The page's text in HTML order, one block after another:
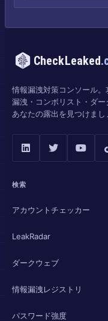
CheckLeaked
情報漏洩対策コンソール。
漏洩・コンボリスト・ダ
あなたの露出を見つけまし
検索
アカウントチェッカー
LeakRadar
ダークウェブ
情報漏洩レジストリ
パスワード強度